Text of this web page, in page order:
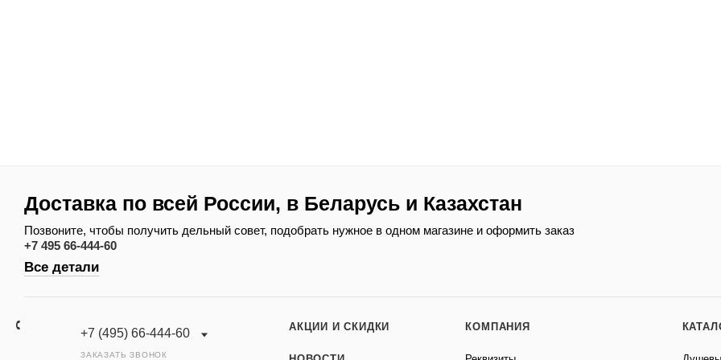
Доставка по всей России, в Беларусь и Казахстан
Позвоните, чтобы получить дельный совет, подобрать нужное в одном магазине и оформить заказ
+7 495 66-444-60
Все детали
+7 (495) 66-444-60
ЗАКАЗАТЬ ЗВОНОК
АКЦИИ И СКИДКИ КОМПАНИЯ